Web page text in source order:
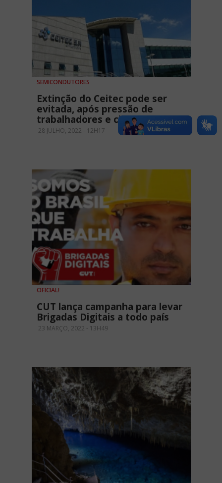
SEMICONDUTORES
Extinção do Ceitec pode ser
evitada, após pressão de
trabalhadores e cientistas
28 JULHO, 2022 - 12H17
OFICIAL!
CUT lança campanha para levar
Brigadas Digitais a todo país
23 MARÇO, 2022 - 13H49